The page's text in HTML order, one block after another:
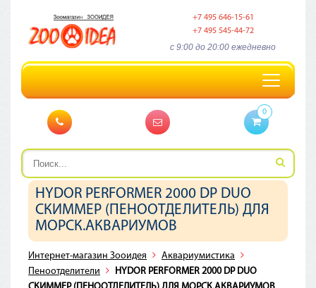
+7 495 646-15-61
+7 495 545-44-72
c 9:00 до 20:00 ежедневно
Toggle
navigation
0
HYDOR PERFORMER 2000 DP DUO
СКИММЕР (ПЕНООТДЕЛИТЕЛЬ) ДЛЯ
МОРСК.АКВАРИУМОВ
Интернет-магазин Зооидея
Аквариумистика
Пеноотделители
HYDOR PERFORMER 2000 DP DUO